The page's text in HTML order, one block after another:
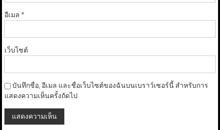
อีเมล *
เว็บไซต์
บันทึกชื่อ, อีเมล และชื่อเว็บไซต์ของฉันบนเบราว์เซอร์นี้ สำหรับการ
แสดงความเห็นครั้งถัดไป